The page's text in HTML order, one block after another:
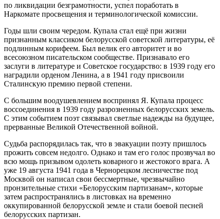
по ликвидации безграмотности, успел поработать в
Наркомате просвещения и терминологической комиссии.
Годы шли своим чередом. Купала стал ещё при жизни
признанным классиком белорусской советской литературы, её
подлинным корифеем. Был велик его авторитет и во
всесоюзном писательском сообществе. Признавало его
заслуги в литературе и Советское государство: в 1939 году его
наградили орденом Ленина, а в 1941 году присвоили
Сталинскую премию первой степени.
С большим воодушевлением воспринял Я. Купала процесс
воссоединения в 1939 году разрозненных белорусских земель.
С этим событием поэт связывал светлые надежды на будущее,
прерванные Великой Отечественной войной.
Судьба распорядилась так, что в эвакуации поэту пришлось
прожить совсем недолго. Однако и там его голос прозвучал во
всю мощь призывом одолеть коварного и жестокого врага. А
уже 19 августа 1941 года в Чернорецком лесничестве под
Москвой он написал свои бессмертные, чрезвычайно
пронзительные стихи «Белорусским партизанам», которые
затем распространялись в листовках на временно
оккупированной белорусской земле и стали боевой песней
белорусских партизан.